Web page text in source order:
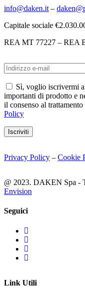
info@daken.it –
Capitale sociale
REA MT 77227 – REA
Sì, voglio iscrivermi
importanti di prodotto e
il consenso al
Policy
Iscriviti
Privacy Policy – Cookie
@ 2023. DAKEN Spa -
Envision
Seguici
Link Utili